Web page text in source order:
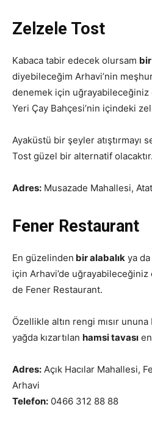
Zelzele Tost
Kabaca tabir edecek olursam
diyebileceğim Arhavi’nin
denemek için uğrayabileceğiniz
Yeri Çay Bahçesi’nin içindeki
Ayaküstü bir şeyler atıştırmayı
Tost güzel bir alternatif olacaktır.
Adres: Musazade Mahallesi,
Fener Restaurant
En güzelinden bir alabalık ya da
için Arhavi’de
de Fener Restaurant.
Özellikle altın rengi mısır
yağda kızartılan hamsi tavası
Adres: Açık Hacılar Mahallesi,
Arhavi
Telefon: 0466 312 88 88